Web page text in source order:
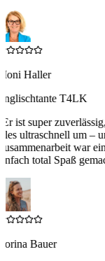
Haller
T4LK
Er ist super
ultraschnell um –
war
total Spaß
Bauer